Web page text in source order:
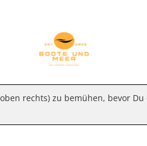
rechts) zu bemühen, bevor